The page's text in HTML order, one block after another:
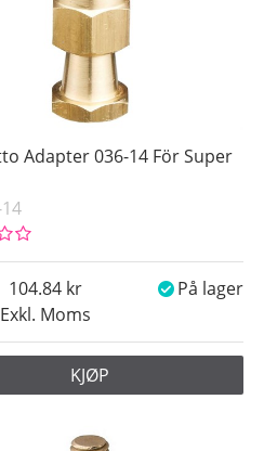
Adapter 036-14 För Super
Exkl. Moms
104.84 På lager
KJØP